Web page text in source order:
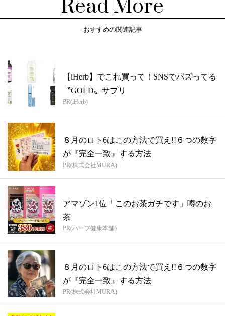
Read More
おすすめの関連記事
【iHerb】でこれ買って！SNSでバズってる
〝GOLD〟サプリ
PR(iHerb)
８月のロト6はこの方法で買え!!６つの数字
が『完全一致』する方法
PR(株式会社MURA)
アマゾン1位「このお茶ガチです」噂のお
茶
PR(ハーブ健康本舗)
８月のロト6はこの方法で買え!!６つの数字
が『完全一致』する方法
PR(株式会社MURA)